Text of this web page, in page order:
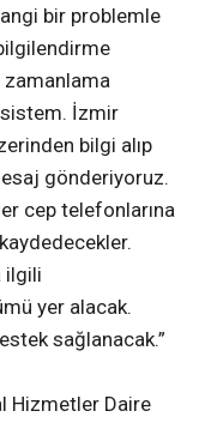
bir problemle
zamanlama
sistem. İzmir
bilgi alıp
gönderiyoruz.
cep telefonlarına
ilgili
yer alacak.
sağlanacak.”
Hizmetler Daire